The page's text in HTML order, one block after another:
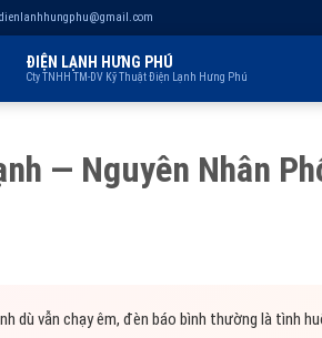
ĐIỆN LẠNH HƯNG PHÚ
Cty TNHH TM-DV Kỹ Thuật Điện Lạnh Hưng Phú
— Nguyên Nhân
dù vẫn chạy êm, đèn báo bình thường là tình